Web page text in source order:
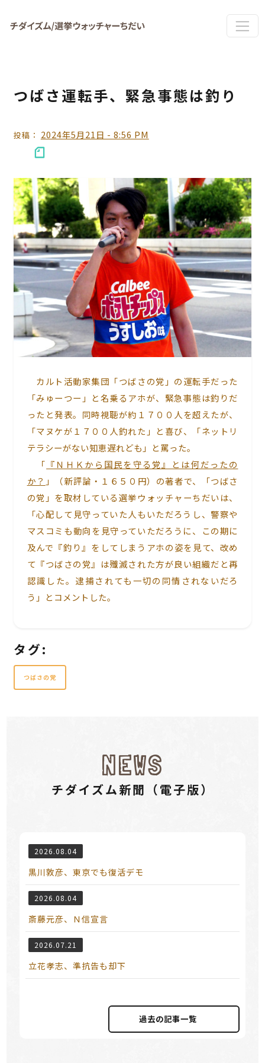
つばさ運転手、緊急事態は釣り
投稿： 2024年5月21日 - 8:56 PM
カルト活動家集団「つばさの党」の運転手だった
「みゅーつー」と名乗るアホが、緊急事態は釣りだ
ったと発表。同時視聴が約１７００人を超えたが、
「マヌケが１７００人釣れた」と喜び、「ネットリ
テラシーがない知恵遅れども」と罵った。
「 『ＮＨＫから国民を守る党』とは何だったの
か？ 」（新評論・１６５０円）の著者で、「つばさ
の党」を取材している選挙ウォッチャーちだいは、
「心配して見守っていた人もいただろうし、警察や
マスコミも動向を見守っていただろうに、この期に
及んで『釣り』をしてしまうアホの姿を見て、改め
て『つばさの党』は殲滅された方が良い組織だと再
認識した。逮捕されても一切の同情されないだろ
う」とコメントした。
タグ:
つばさの党
NEWS
チダイズム新聞（電⼦版）
2026.08.04
黒川敦彦、東京でも復活デモ
2026.08.04
斎藤元彦、Ｎ信宣言
2026.07.21
立花孝志、準抗告も却下
過去の記事⼀覧